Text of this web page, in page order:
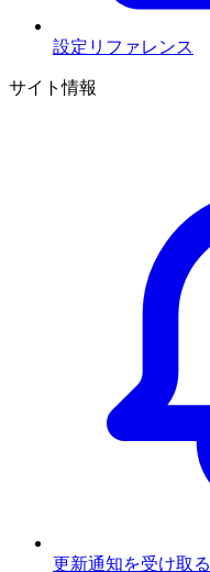
設定リファレンス
サイト情報
更新通知を受け取る